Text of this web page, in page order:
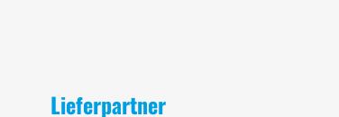
Lieferpartner